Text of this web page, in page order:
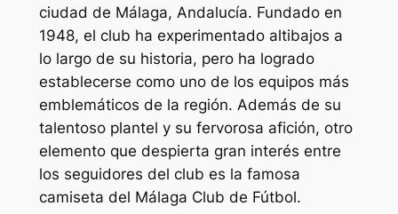
ciudad de Málaga, Andalucía. Fundado en
1948, el club ha experimentado altibajos a
lo largo de su historia, pero ha logrado
establecerse como uno de los equipos más
emblemáticos de la región. Además de su
talentoso plantel y su fervorosa afición, otro
elemento que despierta gran interés entre
los seguidores del club es la famosa
camiseta del Málaga Club de Fútbol.